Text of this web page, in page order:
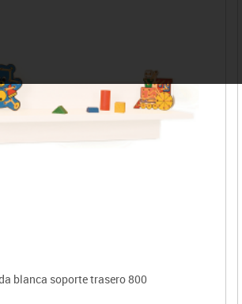
blanca soporte trasero 800